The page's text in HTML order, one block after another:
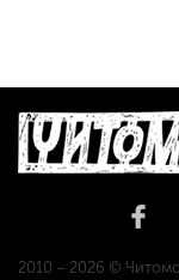
2010 – 2026 ©